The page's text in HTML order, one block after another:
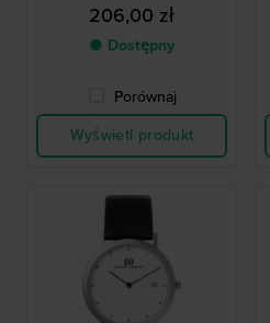
206,00 zł
● Dostępny
Porównaj
Wyświetl produkt